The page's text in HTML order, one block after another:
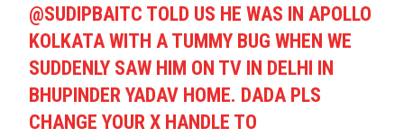
@SUDIPBAITC TOLD US HE WAS IN APOLLO
KOLKATA WITH A TUMMY BUG WHEN WE
SUDDENLY SAW HIM ON TV IN DELHI IN
BHUPINDER YADAV HOME. DADA PLS
CHANGE YOUR X HANDLE TO